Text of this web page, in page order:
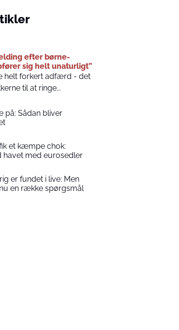
efter børne-
sig helt unaturligt”
helt forkert adfærd - det
til at ringe...
på: Sådan bliver
et kæmpe chok:
havet med eurosedler
er fundet i live: Men
en række spørgsmål